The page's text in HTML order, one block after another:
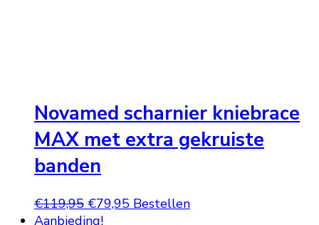
Novamed scharnier kniebrace
MAX met extra gekruiste
banden
€119,95 Oorspronkelijke
prijs
€79,95 Huidige
Bestellen
Aanbieding!